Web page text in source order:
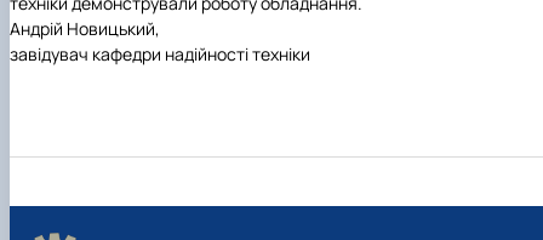
Андрій Новицький,
завідувач кафедри надійності техніки